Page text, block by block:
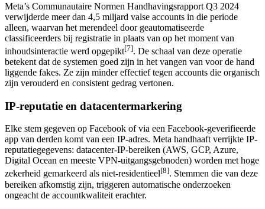
Meta’s Communautaire Normen Handhavingsrapport Q3 2024
verwijderde meer dan 4,5 miljard valse accounts in die periode
alleen, waarvan het merendeel door geautomatiseerde
classificeerders bij registratie in plaats van op het moment van
inhoudsinteractie werd opgepikt[7]. De schaal van deze operatie
betekent dat de systemen goed zijn in het vangen van voor de hand
liggende fakes. Ze zijn minder effectief tegen accounts die organisch
zijn verouderd en consistent gedrag vertonen.
IP-reputatie en datacentermarkering
Elke stem gegeven op Facebook of via een Facebook-geverifieerde
app van derden komt van een IP-adres. Meta handhaaft verrijkte IP-
reputatiegegevens: datacenter-IP-bereiken (AWS, GCP, Azure,
Digital Ocean en meeste VPN-uitgangsgebnoden) worden met hoge
zekerheid gemarkeerd als niet-residentieel[8]. Stemmen die van deze
bereiken afkomstig zijn, triggeren automatische onderzoeken
ongeacht de accountkwaliteit erachter.